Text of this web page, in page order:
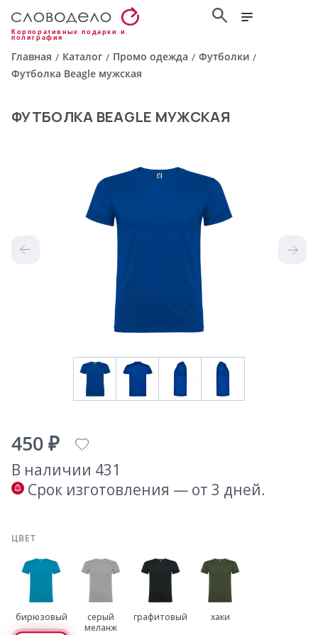
Корпоративные подарки и
полиграфия
Главная / Каталог / Промо одежда / Футболки /
Футболка Beagle мужская
ФУТБОЛКА BEAGLE МУЖСКАЯ
450 ₽
В наличии 431
Срок изготовления — от 3 дней.
ЦВЕТ
бирюзовый
серый
меланж
графитовый хаки